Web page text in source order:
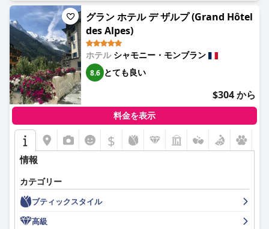
のではありません。
全体として、PlanB Hotel - Living Chamonix
ーション、家族向けの環境、清潔さ、そして卓越したホスピタリ
ティで際立っており、シャモニーでの思い出に残る快適な滞在を
求める旅行者にとって、最高の選択肢となっています。
ホテルのレストランでの夕食は、メニューが限られているため長
期滞在では繰り返しに感じられるかもしれませんが、美味しく丁
寧に調理された料理で প্রশংসされています。宿泊客は、フレンド
リーで丁寧なサービスとテーマのある食事体験に感謝しています
が、一部の人は量が少ない割に値段が高いと感じています。
客室の宿泊客の体験は様々です。良い点としては、モダンで快
適、スタイリッシュな内装で、一部の客室からはモンブランの素
晴らしい景色を眺めることができます。しかし、暗い内装、狭く
て窮屈なスペース、メンテナンスの問題などが頻繁に見られま
す。防音性の問題やエアコンがないことも快適さを損なう可能性
があります。
清潔さについては評価が分かれています。多くの宿泊客がホテル
を清潔で手入れが行き届いていると表現していますが、毎日の清
掃ルーチンでの不備や、より注意が必要な特定の場所を指摘する
人もいます。それにもかかわらず、一般的な雰囲気は居心地が良
グラン ホテル デ ザルプ (Grand Hôtel
des Alpes)
ホテル シャモニー・モンブラン
8.6 とても良い
$304 から
料金を表示
$
情報
カテゴリー
ブティックスタイル
高級